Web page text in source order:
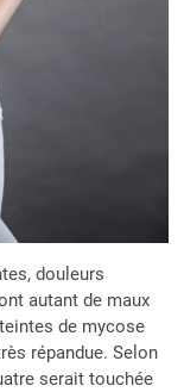
douleurs
autant de maux
de mycose
répandue. Selon
serait touchée